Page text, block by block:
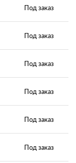
Под заказ
Под заказ
Под заказ
Под заказ
Под заказ
Под заказ